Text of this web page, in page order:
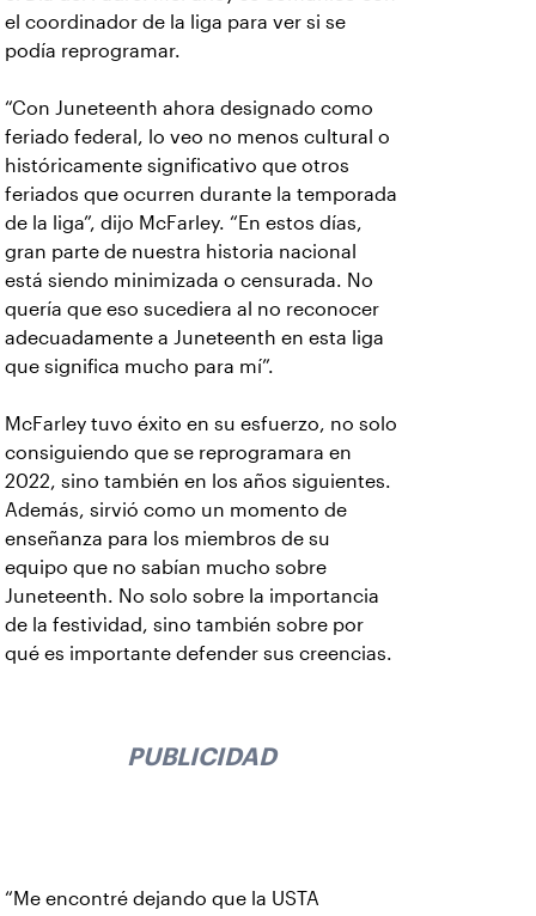
el coordinador de la liga para ver si se
podía reprogramar.
“Con Juneteenth ahora designado como
feriado federal, lo veo no menos cultural o
históricamente significativo que otros
feriados que ocurren durante la temporada
de la liga”, dijo McFarley. “En estos días,
gran parte de nuestra historia nacional
está siendo minimizada o censurada. No
quería que eso sucediera al no reconocer
adecuadamente a Juneteenth en esta liga
que significa mucho para mí”.
McFarley tuvo éxito en su esfuerzo, no solo
consiguiendo que se reprogramara en
2022, sino también en los años siguientes.
Además, sirvió como un momento de
enseñanza para los miembros de su
equipo que no sabían mucho sobre
Juneteenth. No solo sobre la importancia
de la festividad, sino también sobre por
qué es importante defender sus creencias.
PUBLICIDAD
“Me encontré dejando que la USTA